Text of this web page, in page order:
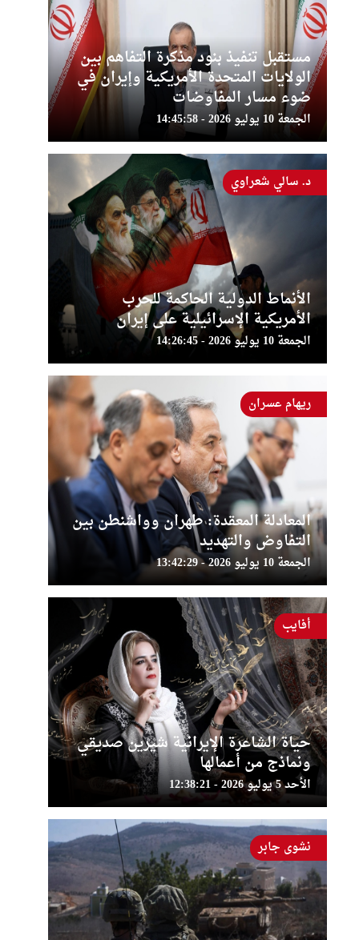
مستقبل تنفيذ بنود مذكرة التفاهم بين
الولايات المتحدة الأمريكية وإيران في
ضوء مسار المفاوضات
الجمعة 10 يوليو 2026 - 14:45:58
الأنماط الدولية الحاكمة للحرب
الأمريكية الإسرائيلية على إيران
الجمعة 10 يوليو 2026 - 14:26:45
د. سالي شعراوي
المعادلة المعقدة: طهران وواشنطن بين
التفاوض والتهديد
الجمعة 10 يوليو 2026 - 13:42:29
ريهام عسران
حياة الشاعرة الإيرانية شيرين صديقي
ونماذج من أعمالها
الأحد 5 يوليو 2026 - 12:38:21
أفايب
نشوى جابر